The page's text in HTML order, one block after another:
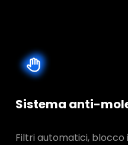
Sistema anti-
Filtri automatici,